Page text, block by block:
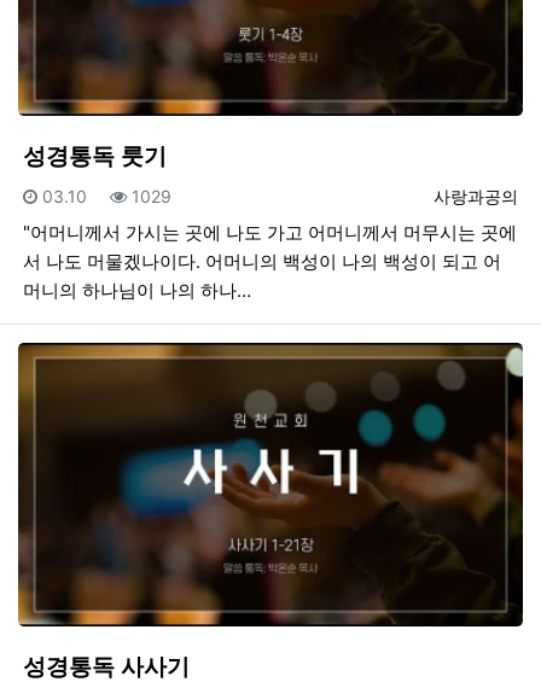
성경통독 룻기
등록자
사랑과공의
등록일
03.10 조회
1029
"어머니께서 가시는 곳에 나도 가고 어머니께서 머무시는 곳에
서 나도 머물겠나이다. 어머니의 백성이 나의 백성이 되고 어
머니의 하나님이 나의 하나…
성경통독 사사기